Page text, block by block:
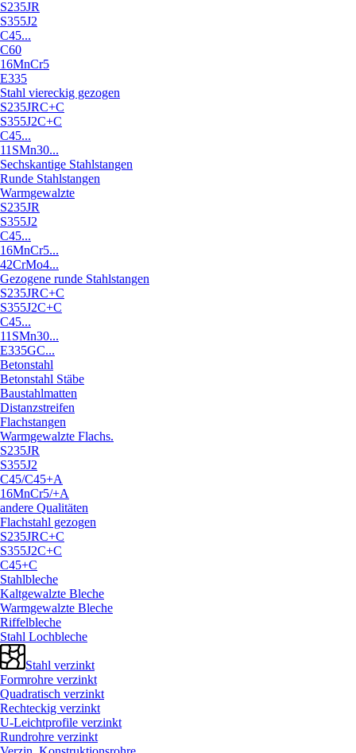
S235JR
S355J2
C45...
C60
16MnCr5
E335
Stahl viereckig gezogen
S235JRC+C
S355J2C+C
C45...
11SMn30...
Sechskantige Stahlstangen
Runde Stahlstangen
Warmgewalzte
S235JR
S355J2
C45...
16MnCr5...
42CrMo4...
Gezogene runde Stahlstangen
S235JRC+C
S355J2C+C
C45...
11SMn30...
E335GC...
Betonstahl
Betonstahl Stäbe
Baustahlmatten
Distanzstreifen
Flachstangen
Warmgewalzte Flachs.
S235JR
S355J2
C45/C45+A
16MnCr5/+A
andere Qualitäten
Flachstahl gezogen
S235JRC+C
S355J2C+C
C45+C
Stahlbleche
Kaltgewalzte Bleche
Warmgewalzte Bleche
Riffelbleche
Stahl Lochbleche
Stahl verzinkt
Formrohre verzinkt
Quadratisch verzinkt
Rechteckig verzinkt
U-Leichtprofile verzinkt
Rundrohre verzinkt